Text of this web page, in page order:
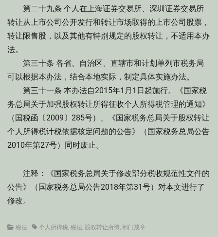
第二十九条 个人在上海证券交易所、深圳证券交易所
转让从上市公司公开发行和转让市场取得的上市公司股票，
转让限售股，以及其他有特别规定的股权转让，不适用本办
法。
第三十条 各省、自治区、直辖市和计划单列市税务局
可以根据本办法，结合本地实际，制定具体实施办法。
第三十一条 本办法自2015年1月1日起施行。《国家税
务总局关于加强股权转让所得征收个人所得税管理的通知》
（国税函〔2009〕285号）、《国家税务总局关于股权转让
个人所得税计税依据核定问题的公告》（国家税务总局公告
2010年第27号）同时废止。
注释：《国家税务总局关于修改部分税收规范性文件的
公告》（国家税务总局公告2018年第31号）对本文进行了
修改。
Categories
税法 Tags个人所得税, 税法, 股权转让所得, 部门规章